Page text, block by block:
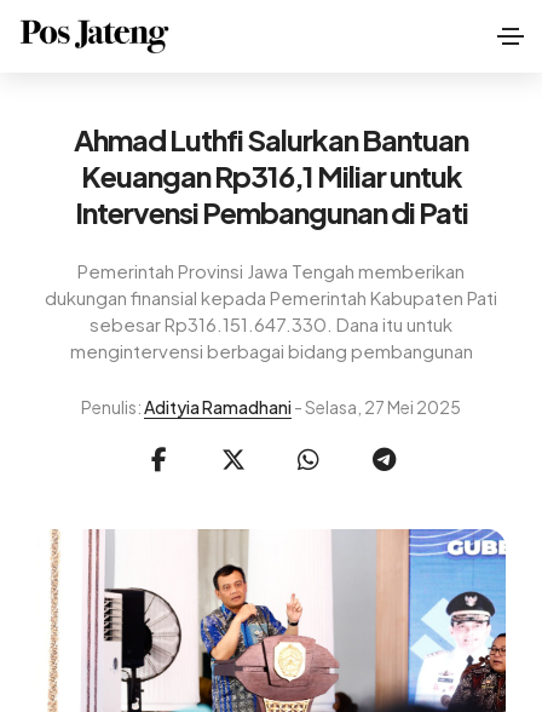
Ahmad Luthfi Salurkan Bantuan
Keuangan Rp316,1 Miliar untuk
Intervensi Pembangunan di Pati
Pemerintah Provinsi Jawa Tengah memberikan
dukungan finansial kepada Pemerintah Kabupaten Pati
sebesar Rp316.151.647.330. Dana itu untuk
mengintervensi berbagai bidang pembangunan
Penulis:Adityia Ramadhani - Selasa, 27 Mei 2025